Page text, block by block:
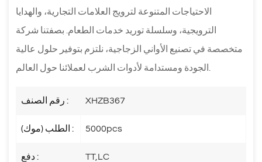
الاحتياجات المتنوعة لترويج العلامات التجارية، والهدايا
الترويجية، وسلسلة توريد خدمات الطعام. بصفتنا شركة
متخصصة في تصنيع الأواني الزجاجية، نلتزم بتوفير حلول عالية
رقم الصنف : XHZB367
الطلب (موك) : 5000pcs
دفع : TT,LC